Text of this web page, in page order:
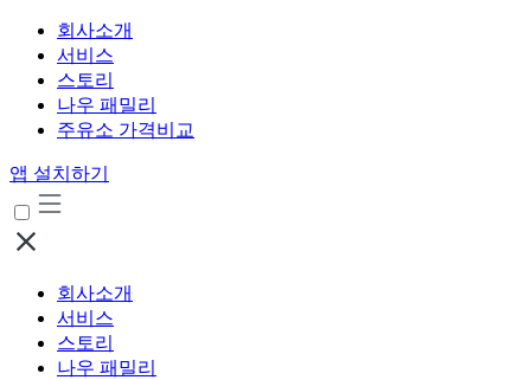
회사소개
서비스
스토리
나우 패밀리
주유소 가격비교
앱 설치하기
회사소개
서비스
스토리
나우 패밀리